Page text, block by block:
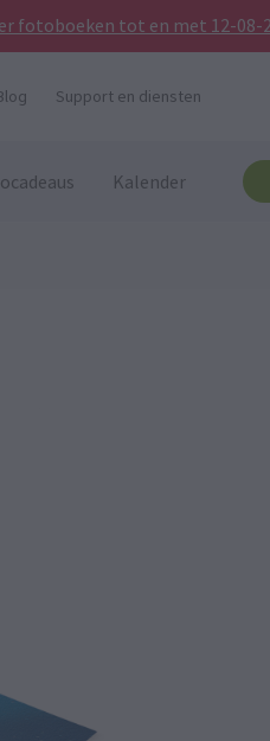
fotoboeken tot en met 12-08-
Support en diensten
Kalender